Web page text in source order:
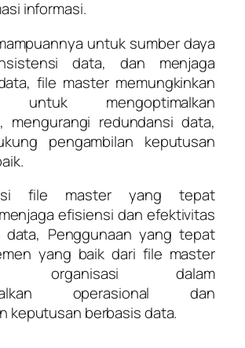
informasi.
untuk sumber daya
data, dan menjaga
file master memungkinkan
untuk mengoptimalkan
mengurangi redundansi data,
pengambilan keputusan
file master yang tepat
efisiensi dan efektivitas
data, Penggunaan yang tepat
yang baik dari file master
organisasi dalam
operasional dan
keputusan berbasis data.